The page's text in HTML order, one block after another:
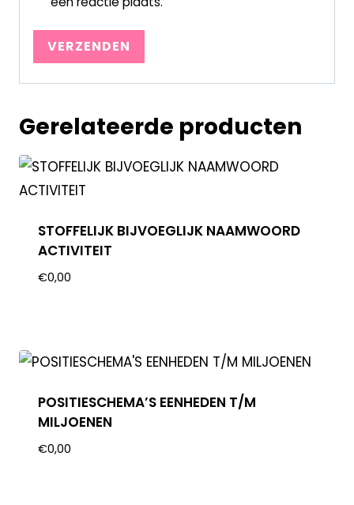
Gerelateerde producten
STOFFELIJK BIJVOEGLIJK NAAMWOORD
ACTIVITEIT
€0,00
POSITIESCHEMA’S EENHEDEN T/M
MILJOENEN
€0,00